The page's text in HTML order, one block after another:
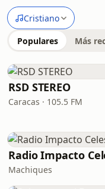
Cristiano
Populares Más
RSD STEREO
Caracas · 105.5 FM
Machiques